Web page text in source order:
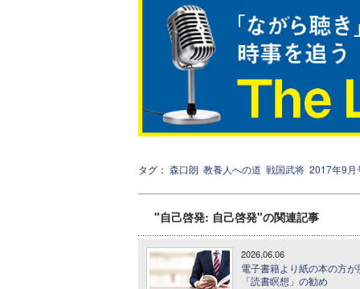
タグ： 森口朗 教養人への道 戦国武将 2017年9月
"自己啓発: 自己啓発"の関連記事
2026.06.06
電子書籍より紙の本の方
「読書瞑想」の勧め